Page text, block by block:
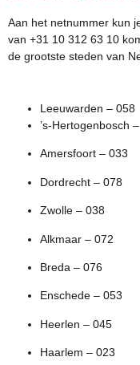
Aan het netnummer kun
van +31 10 312 63 10
de grootste steden van
Leeuwarden – 058
’s-Hertogenbosch
Amersfoort – 033
Dordrecht – 078
Zwolle – 038
Alkmaar – 072
Breda – 076
Enschede – 053
Heerlen – 045
Haarlem – 023